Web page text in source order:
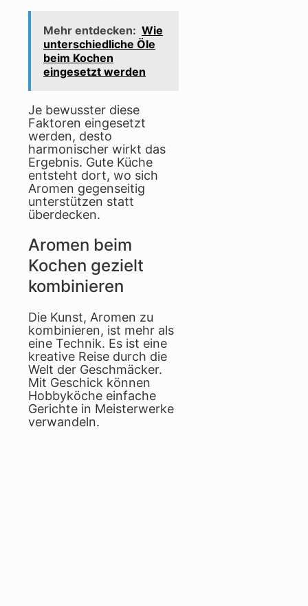
Mehr entdecken: Wie
unterschiedliche Öle
beim Kochen
eingesetzt werden
Je bewusster diese
Faktoren eingesetzt
werden, desto
harmonischer wirkt das
Ergebnis. Gute Küche
entsteht dort, wo sich
Aromen gegenseitig
unterstützen statt
überdecken.
Aromen beim
Kochen gezielt
kombinieren
Die Kunst, Aromen zu
kombinieren, ist mehr als
eine Technik. Es ist eine
kreative Reise durch die
Welt der Geschmäcker.
Mit Geschick können
Hobbyköche einfache
Gerichte in Meisterwerke
verwandeln.